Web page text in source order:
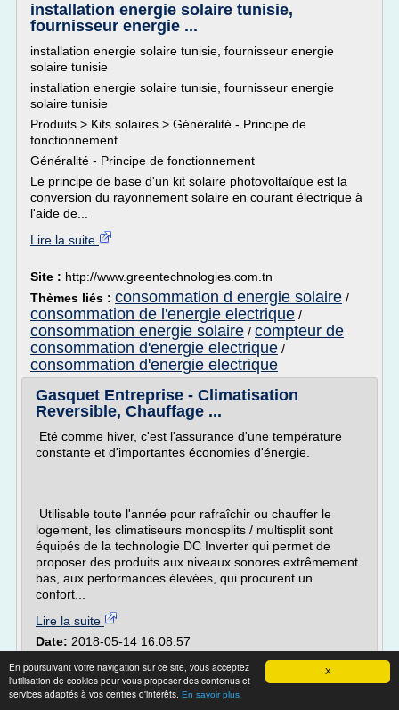
X
En poursuivant votre navigation sur ce site, vous acceptez
l'utilisation de cookies pour vous proposer des contenus et
services adaptés à vos centres d'intérêts. En savoir plus
installation energie solaire tunisie,
fournisseur energie ...
installation energie solaire tunisie, fournisseur energie
solaire tunisie
installation energie solaire tunisie, fournisseur energie
solaire tunisie
Produits > Kits solaires > Généralité - Principe de
fonctionnement
Généralité - Principe de fonctionnement
Le principe de base d'un kit solaire photovoltaïque est la
conversion du rayonnement solaire en courant électrique à
l'aide de...
Lire la suite
Site : http://www.greentechnologies.com.tn
Thèmes liés : consommation d energie solaire /
consommation de l'energie electrique /
consommation energie solaire / compteur de
consommation d'energie electrique /
consommation d'energie electrique
Gasquet Entreprise - Climatisation
Reversible, Chauffage ...
Eté comme hiver, c'est l'assurance d'une température
constante et d'importantes économies d'énergie.
Utilisable toute l'année pour rafraîchir ou chauffer le
logement, les climatiseurs monosplits / multisplit sont
équipés de la technologie DC Inverter qui permet de
proposer des produits aux niveaux sonores extrêmement
bas, aux performances élevées, qui procurent un
confort...
Lire la suite
Date: 2018-05-14 16:08:57
Thèmes liés :consommation d energie
renouvelable/consommation d'energie